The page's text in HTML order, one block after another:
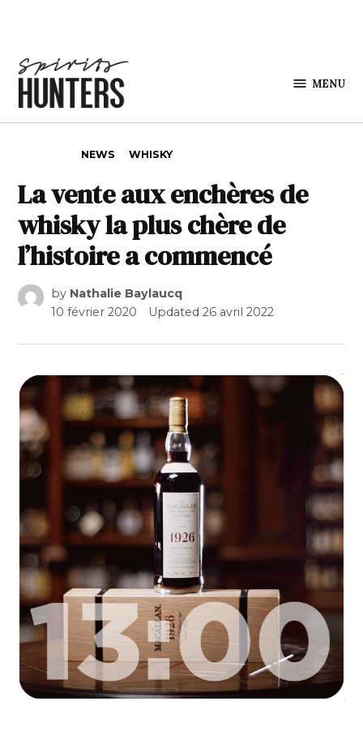
MENU
NEWS WHISKY
La vente aux enchères de
whisky la plus chère de
l’histoire a commencé
by Nathalie Baylaucq
10 février 2020
Updated26 avril 2022